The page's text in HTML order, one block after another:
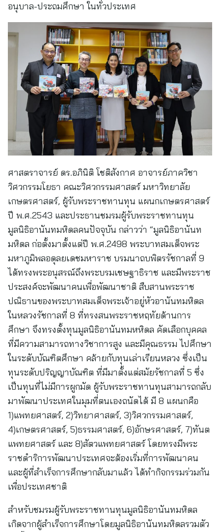
อนุบาล-ประถมศึกษา ในทั่วประเทศ
ศาสตราจารย์ ดร.อภินิติ โชติสังกาศ อาจารย์ภาควิชา
วิศวกรรมโยธา คณะวิศวกรรมศาสตร์ มหาวิทยาลัย
เกษตรศาสตร์, ผู้รับพระราชทานทุน แผนกเกษตรศาสตร์
ปี พ.ศ.2543 และประธานชมรมผู้รับพระราชทานทุน
มูลนิธิอานันทมหิดลคนปัจจุบัน กล่าวว่า “มูลนิธิอานันท
มหิดล ก่อตั้งมาตั้งแต่ปี พ.ศ.2498 พระบาทสมเด็จพระ
มหาภูมิพลอดุลยเดชมหาราช บรมนาถบพิตรรัชกาลที่ 9
ได้ทรงพระอนุสรณ์ถึงพระบรมเชษฐาธิราช และมีพระราช
ประสงค์จะพัฒนาคนเพื่อพัฒนาชาติ สืบสานพระราช
ปณิธานของพระบาทสมเด็จพระเจ้าอยู่หัวอานันทมหิดล
ในหลวงรัชกาลที่ 8 ที่ทรงสนพระราชหฤทัยด้านการ
ศึกษา จึงทรงตั้งทุนมูลนิธิอานันทมหหิดล คัดเลือกบุคคล
ที่มีความสามารถทางวิชาการสูง และมีคุณธรรม ไปศึกษา
ในระดับบัณฑิตศึกษา คล้ายกับทุนเล่าเรียนหลวง ซึ่งเป็น
ทุนระดับปริญญาบัณฑิต ที่มีมาตั้งแต่สมัยรัชกาลที่ 5 ซึ่ง
เป็นทุนที่ไม่มีการผูกมัด ผู้รับพระราชทานทุนสามารถกลับ
มาพัฒนาประเทศในมุมที่ตนเองถนัดได้ มี 8 แผนกคือ
1)แพทยศาสตร์, 2)วิทยาศาสตร์, 3)วิศวกรรมศาสตร์,
4)เกษตรศาสตร์, 5)ธรรมศาสตร์, 6)อักษรศาสตร์, 7)ทันต
แพทยศาสตร์ และ 8)สัตวแพทยศาสตร์ โดยทรงมีพระ
ราชดำริการพัฒนาประเทศจะต้องเริ่มที่การพัฒนาคน
และผู้ที่สำเร็จการศึกษากลับมาแล้ว ได้ทำกิจกรรมร่วมกัน
เพื่อประเทศชาติ
สำหรับชมรมผู้รับพระราชทานทุนมูลนิธิอานันทมหิดล
เกิดจากผู้สำเร็จการศึกษาโดยมูลนิธิอานันทมหิดลรวมตัว